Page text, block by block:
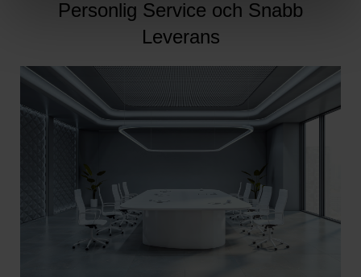
Personlig Service och Snabb
Leverans